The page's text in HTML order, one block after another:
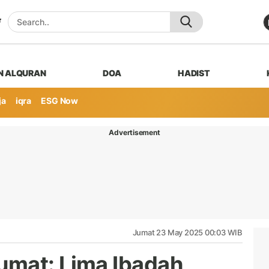
ALQURAN DOA HADIST
iqra ESG Now
Advertisement
Jumat 23 May 2025 00:03 WIB